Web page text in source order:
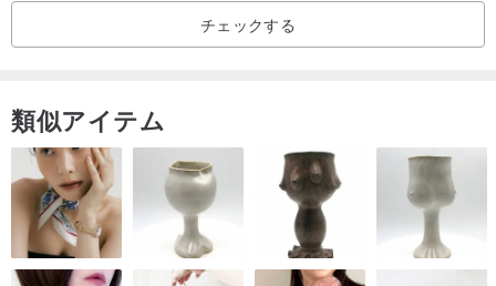
チェックする
類似アイテム